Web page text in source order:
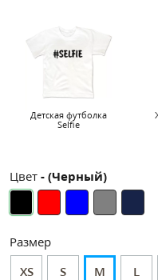
Детская футболка
Selfie
Цвет - (Черный)
Размер
XS
S M L